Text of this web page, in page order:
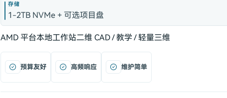
存储
1-2TB NVMe + 可选项目盘
AMD 平台本地工作站二维 CAD / 教学 / 轻量三维
预算友好 高频响应 维护简单